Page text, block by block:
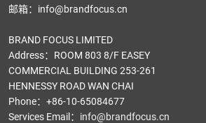
邮箱：info@brandfocus.cn
BRAND FOCUS LIMITED
Address：ROOM 803 8/F EASEY
COMMERCIAL BUILDING 253-261
HENNESSY ROAD WAN CHAI
Phone：+86-10-65084677
Services Email ： info@brandfocus.cn